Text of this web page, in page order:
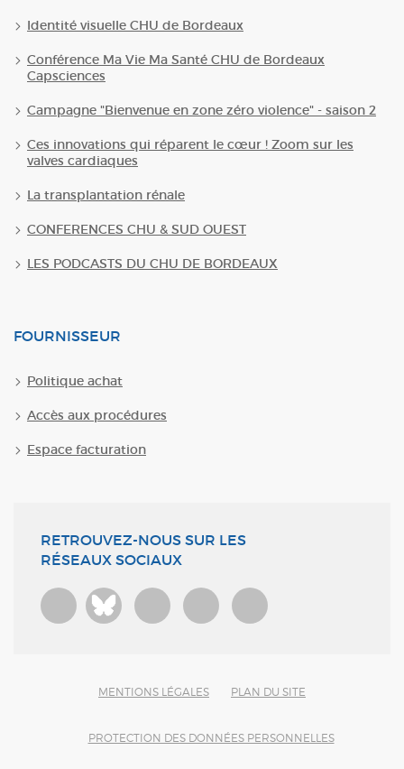
Identité visuelle CHU de Bordeaux
Conférence Ma Vie Ma Santé CHU de Bordeaux
Capsciences
Campagne "Bienvenue en zone zéro violence" - saison 2
Ces innovations qui réparent le cœur ! Zoom sur les
valves cardiaques
La transplantation rénale
CONFERENCES CHU & SUD OUEST
LES PODCASTS DU CHU DE BORDEAUX
FOURNISSEUR
Politique achat
Accès aux procédures
Espace facturation
RETROUVEZ-NOUS SUR LES
RÉSEAUX SOCIAUX
Bluesky
MENTIONS LÉGALES PLAN DU SITE
PROTECTION DES DONNÉES PERSONNELLES